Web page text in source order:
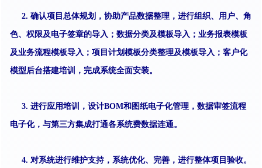
2. 确认项目总体规划，协助产品数据整理，进行组织、用户、角
色、权限及电子签章的导入；数据分类及模板导入；业务报表模板
及业务流程模板导入；项目计划模板分类整理及模板导入；客户化
模型后台搭建培训，完成系统全面安装。
3. 进行应用培训，设计BOM和图纸电子化管理，数据审签流程
电子化，与第三方集成打通各系统费数据连通。
4. 对系统进行维护支持，系统优化、完善，进行整体项目验收。